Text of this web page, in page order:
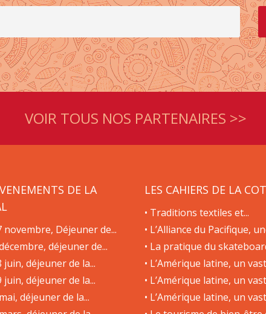
VOIR TOUS NOS PARTENAIRES >>
DE LA
novembre, Déjeuner de...
déjeuner de...
juin, déjeuner de la...
juin, déjeuner de la...
déjeuner de la...
LES CAHIERS DE LA
• Traditions textiles et...
• L’Alliance du Pacifique,
• La pratique du
• L’Amérique latine, un
• L’Amérique latine, un
• L’Amérique latine, un